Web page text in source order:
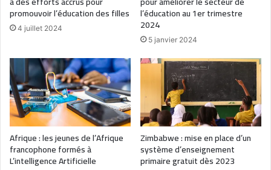
promouvoir l’éducation des filles
4 juillet 2024
l’éducation au 1er trimestre
2024
5 janvier 2024
Afrique : les jeunes de l’Afrique
francophone formés à
L’intelligence Artificielle
Zimbabwe : mise en place d’un
système d’enseignement
primaire gratuit dès 2023